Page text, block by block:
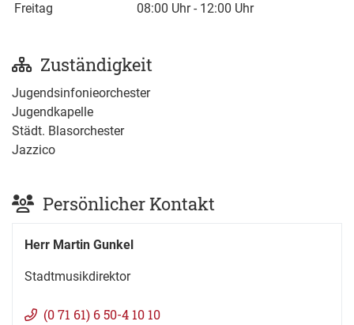
Freitag
08:00 Uhr- 12:00 Uhr
Zuständigkeit
Jugendsinfonieorchester
Jugendkapelle
Städt. Blasorchester
Jazzico
Persönlicher Kontakt
Herr Martin Gunkel
Stadtmusikdirektor
(071 61) 650-4 10 10